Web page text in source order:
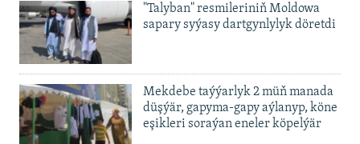
720p
"Talyban" resmileriniň Moldowa
sapary syýasy dartgynlylyk döretdi
Mekdebe taýýarlyk 2 müň manada
düşýär, gapyma-gapy aýlanyp, köne
eşikleri soraýan eneler köpelýär